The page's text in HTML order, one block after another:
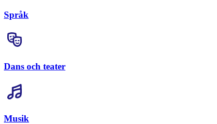
Språk
Dans och teater
Musik